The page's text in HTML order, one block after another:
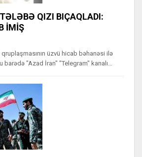
QIZI BIÇAQLADI:
İMİŞ
üzvü hicab bəhanəsi ilə
barədə "Azad İran" "Telegram" kanalı…